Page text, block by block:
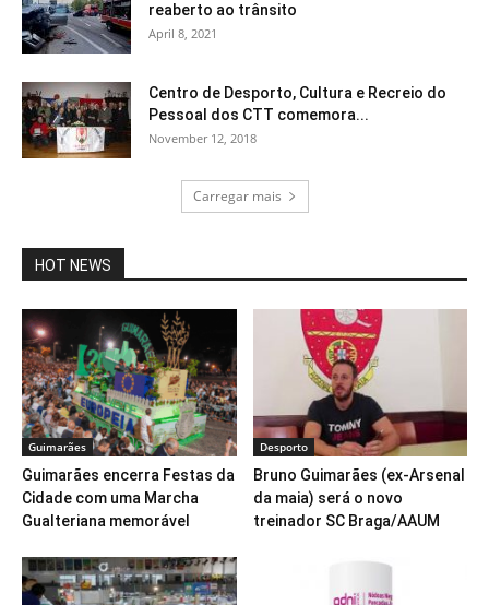
reaberto ao trânsito
April 8, 2021
Centro de Desporto, Cultura e Recreio do
Pessoal dos CTT comemora...
November 12, 2018
Carregar mais
HOT NEWS
Guimarães
Guimarães encerra Festas da
Cidade com uma Marcha
Gualteriana memorável
Desporto
Bruno Guimarães (ex-Arsenal
da maia) será o novo
treinador SC Braga/AAUM